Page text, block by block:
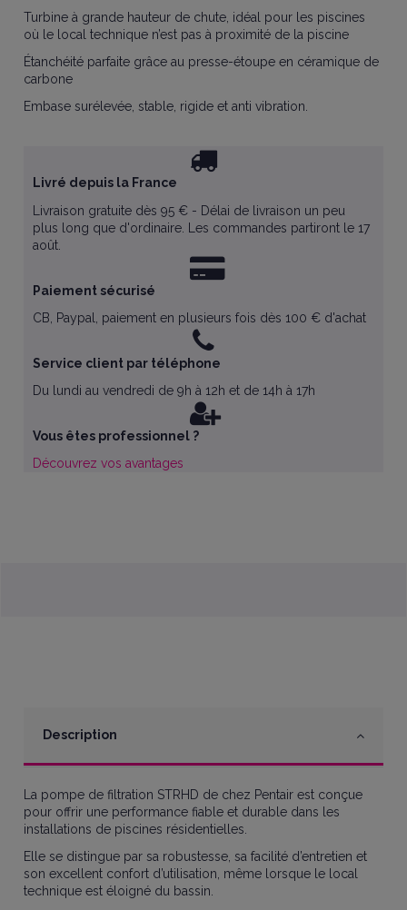
Turbine à grande hauteur de chute, idéal pour les piscines
où le local technique n’est pas à proximité de la piscine
Étanchéité parfaite grâce au presse-étoupe en céramique de
carbone
Embase surélevée, stable, rigide et anti vibration.
Livré depuis la France
Livraison gratuite dès 95 € - Délai de livraison un peu
plus long que d'ordinaire. Les commandes partiront le 17
août.
Paiement sécurisé
CB, Paypal, paiement en plusieurs fois dès 100 € d'achat
Service client par téléphone
Du lundi au vendredi de 9h à 12h et de 14h à 17h
Vous êtes professionnel ?
Découvrez vos avantages
Description
La pompe de filtration STRHD de chez Pentair est conçue
pour offrir une performance fiable et durable dans les
installations de piscines résidentielles.
Elle se distingue par sa robustesse, sa facilité d’entretien et
son excellent confort d’utilisation, même lorsque le local
technique est éloigné du bassin.